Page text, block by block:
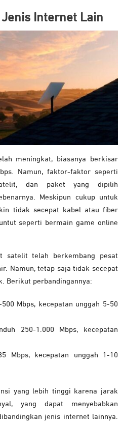
Internet Lain
meningkat, biasanya berkisar
Namun, faktor-faktor seperti
dan paket yang dipilih
Meskipun cukup untuk
tidak secepat kabel atau fiber
seperti bermain game online
satelit telah berkembang pesat
Namun, tetap saja tidak secepat
Berikut perbandingannya:
Mbps, kecepatan unggah 5-50
250-1.000 Mbps, kecepatan
Mbps, kecepatan unggah 1-10
yang lebih tinggi karena jarak
yang dapat menyebabkan
jenis internet lainnya.